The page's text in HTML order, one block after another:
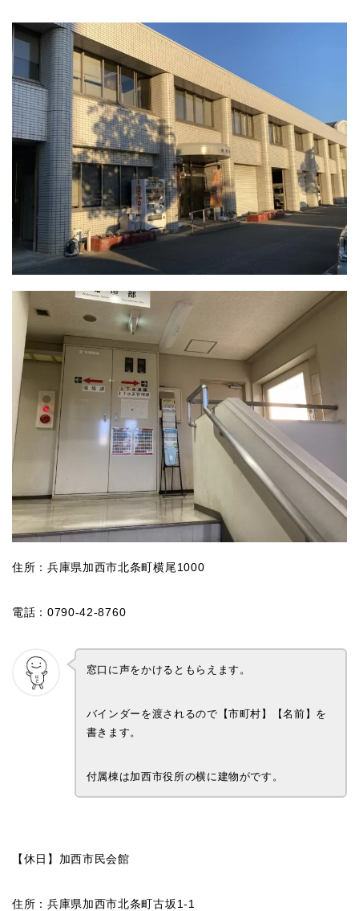
住所：兵庫県加西市北条町横尾1000
電話：0790-42-8760
窓口に声をかけるともらえます。
バインダーを渡されるので【市町村】【名前】を
書きます。
付属棟は加西市役所の横に建物がです。
【休日】加西市民会館
住所：兵庫県加西市北条町古坂1‐1